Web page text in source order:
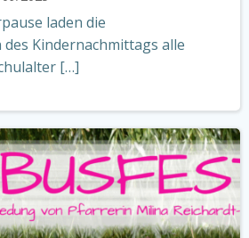
laden die
Kindernachmittags alle
[…]